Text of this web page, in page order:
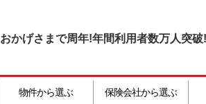
おかげさまで周年!年間利用者数万人突破!
物件から選ぶ 保険会社から選ぶ